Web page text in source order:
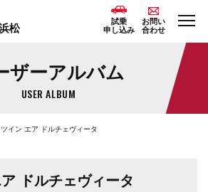
松
試乗
申し込み
お問い
合わせ
ザーアルバム
USER ALBUM
イン エア ドルチェヴィータ
ドルチェヴィータ